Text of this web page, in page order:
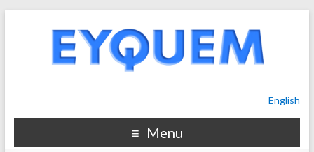
English
Menu